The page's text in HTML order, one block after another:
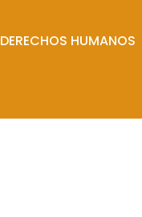
DERECHOS HUMANOS